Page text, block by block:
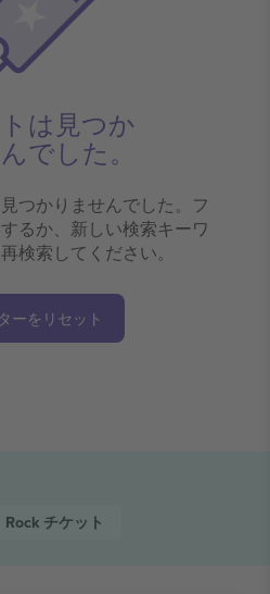
は見つか
でした。
つかりませんでした。フ
るか、新しい検索キーワ
検索してください。
ーをリセット
Rock チケット